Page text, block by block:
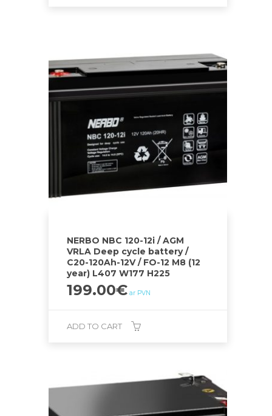
NERBO NBC 120-12i / AGM
VRLA Deep cycle battery /
C20-120Ah-12V / FO-12 M8 (12
year) L407 W177 H225
199.00€ ar PVN
ADD TO CART